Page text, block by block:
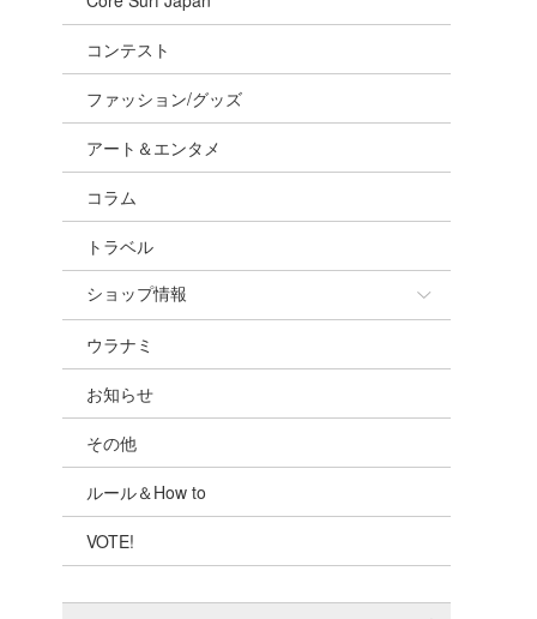
コンテスト
ファッション/グッズ
アート＆エンタメ
コラム
トラベル
ショップ情報
ショップ情報
湘南
千葉北
伊豆
千葉南
ウラナミ
お知らせ
その他
ルール＆How to
VOTE!